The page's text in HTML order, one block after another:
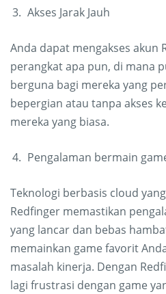
Akses Jarak Jauh
Anda dapat mengakses akun
perangkat apa pun, di mana
berguna bagi mereka yang
bepergian atau tanpa akses
mereka yang biasa.
Pengalaman bermain
Teknologi berbasis cloud
Redfinger memastikan
yang lancar dan bebas
memainkan game favorit
masalah kinerja. Dengan
lagi frustrasi dengan game